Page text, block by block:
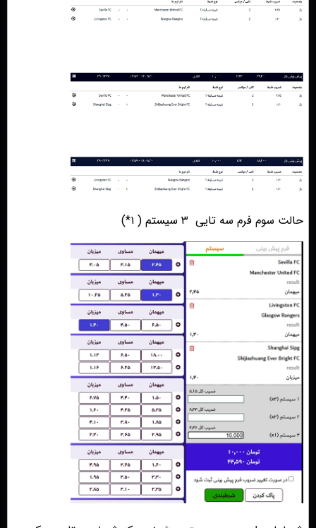
حالت سوم فرم سه تایی ٣ سیستم ( ١*)